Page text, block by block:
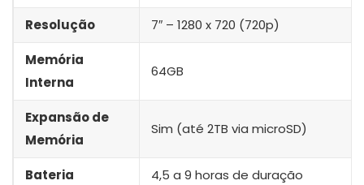
Resolução 7″ – 1280 x 720 (720p)
Memória
Interna
64GB
Expansão de
Memória
Sim (até 2TB via microSD)
Bateria 4,5 a 9 horas de duração